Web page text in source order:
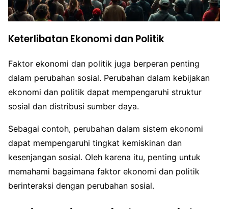
Keterlibatan Ekonomi dan Politik
Faktor ekonomi dan politik juga berperan penting
dalam perubahan sosial. Perubahan dalam kebijakan
ekonomi dan politik dapat mempengaruhi struktur
sosial dan distribusi sumber daya.
Sebagai contoh, perubahan dalam sistem ekonomi
dapat mempengaruhi tingkat kemiskinan dan
kesenjangan sosial. Oleh karena itu, penting untuk
memahami bagaimana faktor ekonomi dan politik
berinteraksi dengan perubahan sosial.